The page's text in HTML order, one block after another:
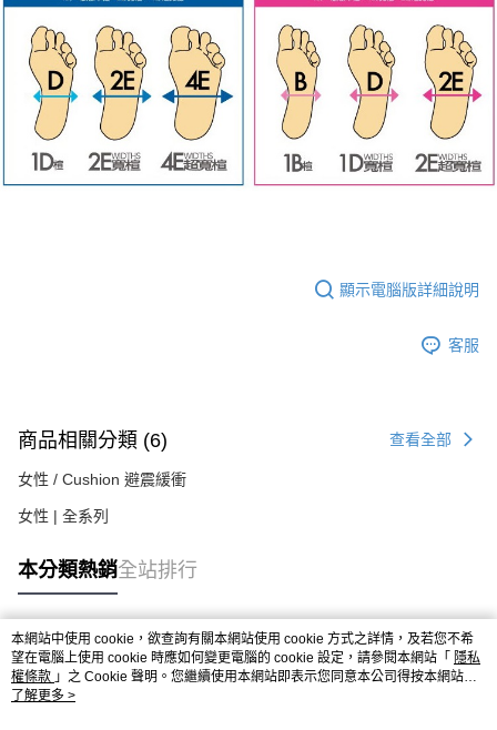
顯示電腦版詳細說明
客服
商品相關分類 (6) 查看全部
女性 / Cushion 避震緩衝
女性 | 全系列
本分類熱銷全站排行
熱門標籤
本網站中使用 cookie，欲查詢有關本網站使用 cookie 方式之詳情，及若您不希
望在電腦上使用 cookie 時應如何變更電腦的 cookie 設定，請參閱本網站「 隱私
權條款 」之 Cookie 聲明。您繼續使用本網站即表示您同意本公司得按本網站使
用條款之 Cookie 聲明使用 cookie。
了解更多 >